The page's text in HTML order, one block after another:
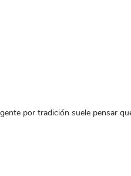
por tradición suele pensar